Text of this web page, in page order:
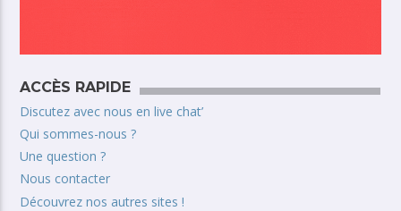
ACCÈS RAPIDE
Discutez avec nous en live chat’
Qui sommes-nous ?
Une question ?
Nous contacter
Découvrez nos autres sites !